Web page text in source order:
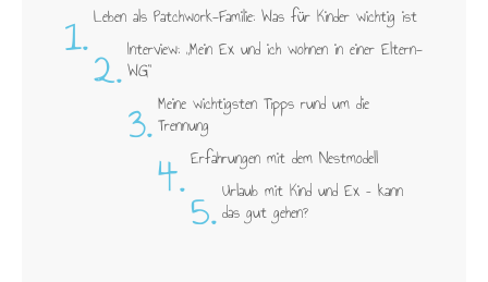
1. Leben als Patchwork-Familie: Was für Kinder wichtig ist
2. Interview: „Mein Ex und ich wohnen in einer Eltern-
WG"
3. Meine wichtigsten Tipps rund um die
Trennung
4. Erfahrungen mit dem Nestmodell
5. Urlaub mit Kind und Ex – kann
das gut gehen?